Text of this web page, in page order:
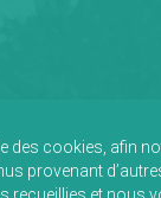
des cookies, afin
provenant